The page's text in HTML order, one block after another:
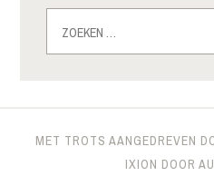
naar:
MET TROTS AANGEDREVEN
IXION DOOR